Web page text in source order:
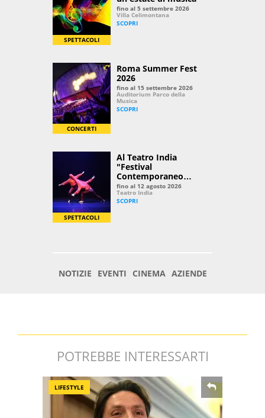
POTREBBE INTERESSARTI
LIFESTYLE